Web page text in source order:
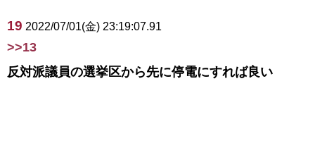
19 2022/07/01(金) 23:19:07.91
>>13
反対派議員の選挙区から先に停電にすれば良い